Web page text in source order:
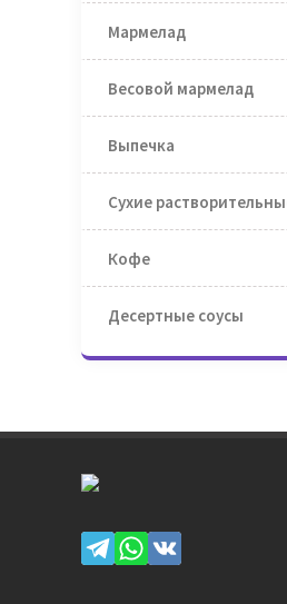
Мармелад
Весовой мармелад
Выпечка
Сухие
Кофе
Десертные соусы